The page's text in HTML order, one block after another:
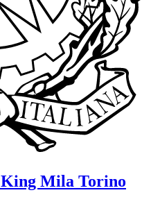
King Mila Torino